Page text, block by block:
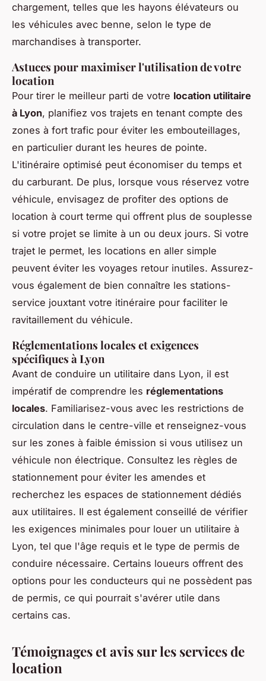
chargement, telles que les hayons élévateurs ou
les véhicules avec benne, selon le type de
marchandises à transporter.
Astuces pour maximiser l'utilisation de votre
location
Pour tirer le meilleur parti de votre location utilitaire
à Lyon, planifiez vos trajets en tenant compte des
zones à fort trafic pour éviter les embouteillages,
en particulier durant les heures de pointe.
L'itinéraire optimisé peut économiser du temps et
du carburant. De plus, lorsque vous réservez votre
véhicule, envisagez de profiter des options de
location à court terme qui offrent plus de souplesse
si votre projet se limite à un ou deux jours. Si votre
trajet le permet, les locations en aller simple
peuvent éviter les voyages retour inutiles. Assurez-
vous également de bien connaître les stations-
service jouxtant votre itinéraire pour faciliter le
ravitaillement du véhicule.
Réglementations locales et exigences
spécifiques à Lyon
Avant de conduire un utilitaire dans Lyon, il est
impératif de comprendre les réglementations
locales. Familiarisez-vous avec les restrictions de
circulation dans le centre-ville et renseignez-vous
sur les zones à faible émission si vous utilisez un
véhicule non électrique. Consultez les règles de
stationnement pour éviter les amendes et
recherchez les espaces de stationnement dédiés
aux utilitaires. Il est également conseillé de vérifier
les exigences minimales pour louer un utilitaire à
Lyon, tel que l'âge requis et le type de permis de
conduire nécessaire. Certains loueurs offrent des
options pour les conducteurs qui ne possèdent pas
de permis, ce qui pourrait s'avérer utile dans
certains cas.
Témoignages et avis sur les services de
location